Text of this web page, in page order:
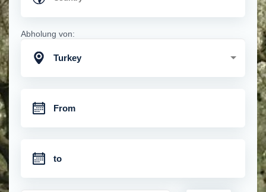
Abholung von:
Turkey